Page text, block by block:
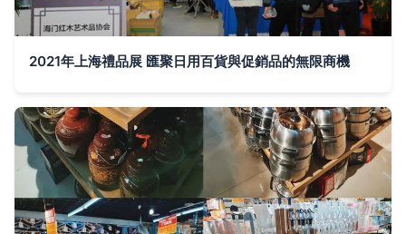
2021年上海禮品展 匯聚日用百貨與促銷品的無限商機